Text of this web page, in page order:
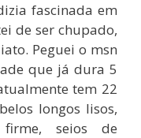
fascinada em
de ser chupado,
Peguei o msn
que já dura 5
tem 22
longos lisos,
firme, seios de